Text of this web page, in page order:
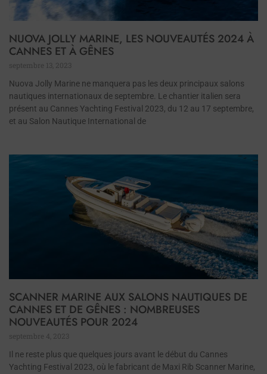
NUOVA JOLLY MARINE, LES NOUVEAUTÉS 2024 À
CANNES ET À GÊNES
septembre 13, 2023
Nuova Jolly Marine ne manquera pas les deux principaux salons
nautiques internationaux de septembre. Le chantier italien sera
présent au Cannes Yachting Festival 2023, du 12 au 17 septembre,
et au Salon Nautique International de
SCANNER MARINE AUX SALONS NAUTIQUES DE
CANNES ET DE GÊNES : NOMBREUSES
NOUVEAUTÉS POUR 2024
septembre 4, 2023
Il ne reste plus que quelques jours avant le début du Cannes
Yachting Festival 2023, où le fabricant de Maxi Rib Scanner Marine,